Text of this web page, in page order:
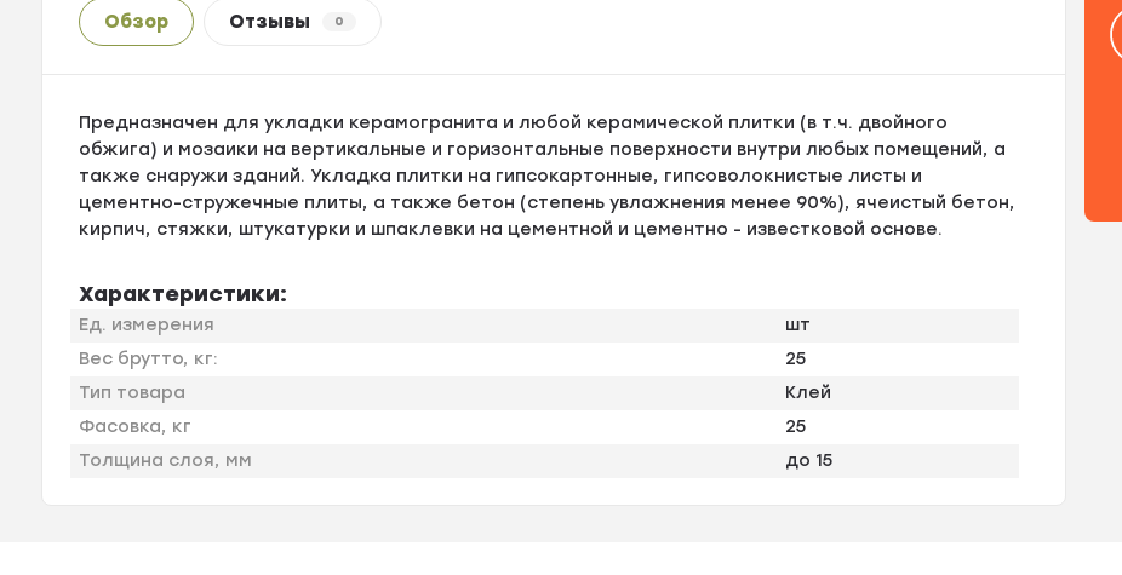
Обзор Отзывы 0
Предназначен для укладки керамогранита и любой керамической плитки (в т.ч. двойного
обжига) и мозаики на вертикальные и горизонтальные поверхности внутри любых помещений, а
также снаружи зданий. Укладка плитки на гипсокартонные, гипсоволокнистые листы и
цементно-стружечные плиты, а также бетон (степень увлажнения менее 90%), ячеистый бетон,
кирпич, стяжки, штукатурки и шпаклевки на цементной и цементно - известковой основе.
Характеристики:
Ед. измерения
шт
Вес брутто, кг:
25
Тип товара
Клей
Фасовка, кг
25
Толщина слоя, мм
до 15